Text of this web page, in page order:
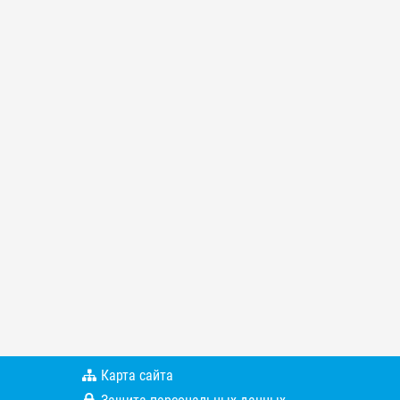
Карта сайта